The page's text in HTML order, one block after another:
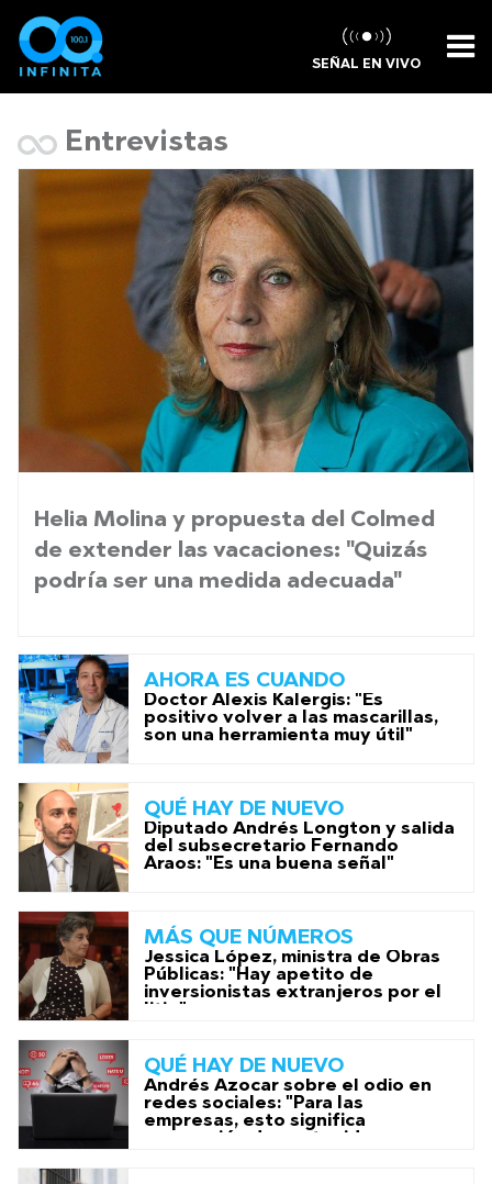
SEÑAL EN VIVO
Entrevistas
Helia Molina y propuesta del Colmed
de extender las vacaciones: "Quizás
podría ser una medida adecuada"
AHORA ES CUANDO
Doctor Alexis Kalergis: "Es
positivo volver a las mascarillas,
son una herramienta muy útil"
QUÉ HAY DE NUEVO
Diputado Andrés Longton y salida
del subsecretario Fernando
Araos: "Es una buena señal"
MÁS QUE NÚMEROS
Jessica López, ministra de Obras
Públicas: "Hay apetito de
inversionistas extranjeros por el
QUÉ HAY DE NUEVO
Andrés Azocar sobre el odio en
redes sociales: "Para las
empresas, esto significa